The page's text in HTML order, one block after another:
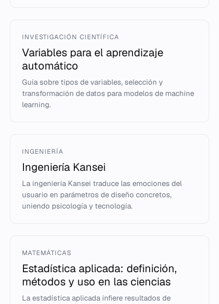
INVESTIGACIÓN CIENTÍFICA
Variables para el aprendizaje
automático
Guía sobre tipos de variables, selección y
transformación de datos para modelos de machine
learning.
INGENIERÍA
Ingeniería Kansei
La ingeniería Kansei traduce las emociones del
usuario en parámetros de diseño concretos,
uniendo psicología y tecnología.
MATEMÁTICAS
Estadística aplicada: definición,
métodos y uso en las ciencias
La estadística aplicada infiere resultados de